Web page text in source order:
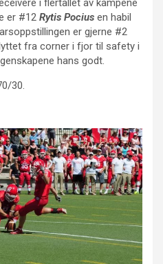
i flertallet av kampene
er #12 Rytis Pocius en habil
er gjerne #2
fra corner i fjor til safety i
hans godt.
30.